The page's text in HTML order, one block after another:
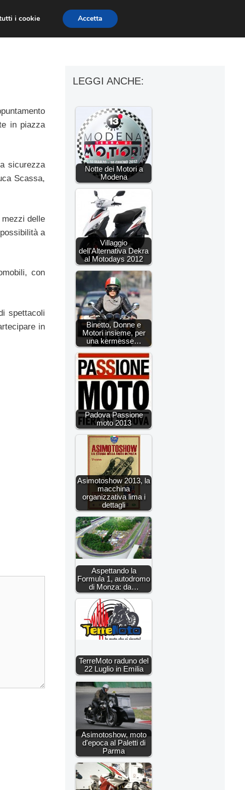
ACCESSORI MOTO MOTO GP
in piazza
sicurezza
Scassa,
delle
a
con
spettacoli
in
LEGGI ANCHE:
Notte dei Motori a
Modena
Villaggio
dell’Alternativa Dekra
al Motodays 2012
Binetto, Donne e
Motori insieme, per
una kermesse…
Padova Passione
moto 2013
Asimotoshow 2013, la
macchina
organizzativa lima i
dettagli
Aspettando la
Formula 1, autodromo
di Monza: da…
TerreMoto raduno del
22 Luglio in Emilia
Asimotoshow, moto
d'epoca al Paletti di
Parma
i cookie
Accetta